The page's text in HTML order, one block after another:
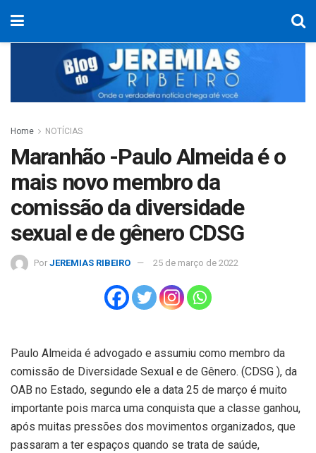
Home NOTÍCIAS
Maranhão -Paulo Almeida é o
mais novo membro da
comissão da diversidade
sexual e de gênero CDSG
Por JEREMIAS RIBEIRO 25 de março de 2022
Paulo Almeida é advogado e assumiu como membro da
comissão de Diversidade Sexual e de Gênero. (CDSG ), da
OAB no Estado, segundo ele a data 25 de março é muito
importante pois marca uma conquista que a classe ganhou,
após muitas pressões dos movimentos organizados, que
passaram a ter espaços quando se trata de saúde,